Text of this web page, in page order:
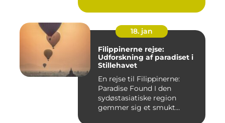
18. jan
Filippinerne rejse:
Udforskning af paradiset i
Stillehavet
En rejse til Filippinerne:
Paradise Found I den
sydøstasiatiske region
gemmer sig et smukt